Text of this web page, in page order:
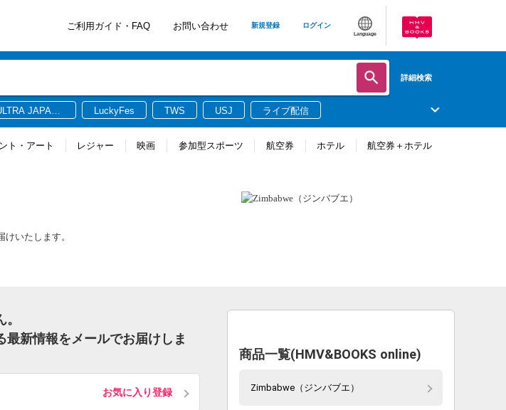
ご利用ガイド・FAQ お問い合わせ 新規登録 ログイン
Language
詳細検索
JAPAN
LuckyFes TWS USJ ライブ配信
ト・アート レジャー 映画 参加型スポーツ 航空券 ホテル 航空券＋ホテル
いたします。
新情報をメールでお届けしま
お気に入り登録
商品一覧(HMV&BOOKS online)
Zimbabwe（ジンバブエ）